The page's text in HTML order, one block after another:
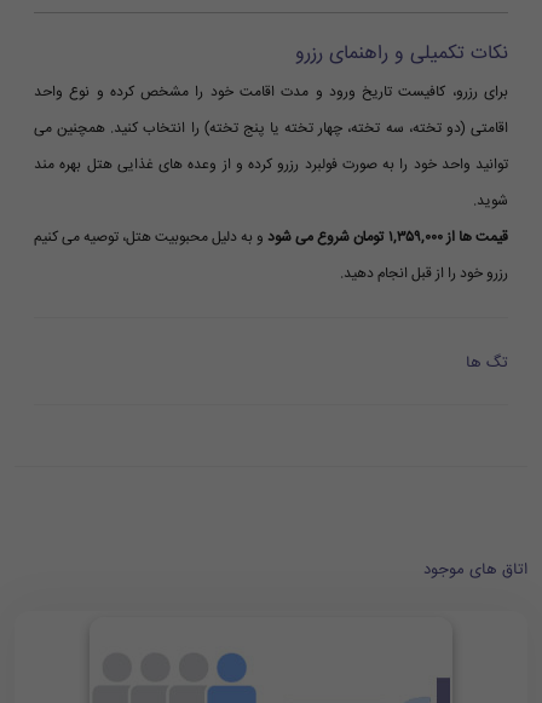
نکات تکمیلی و راهنمای رزرو
برای رزرو، کافیست تاریخ ورود و مدت اقامت خود را مشخص کرده و نوع واحد
اقامتی (دو تخته، سه تخته، چهار تخته یا پنج تخته) را انتخاب کنید. همچنین می
توانید واحد خود را به صورت فولبرد رزرو کرده و از وعده های غذایی هتل بهره مند
شوید.
قیمت ها از ۱,۳۵۹,۰۰۰ تومان شروع می شود
و به دلیل محبوبیت هتل، توصیه می کنیم
رزرو خود را از قبل انجام دهید.
تگ ها
اتاق های موجود